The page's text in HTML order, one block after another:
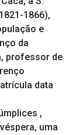
1866),
e
da
professor de
data
,
uma